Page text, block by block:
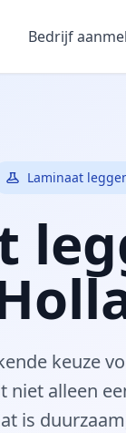
Bedrijf
Laminaat
keuze
niet alleen
is